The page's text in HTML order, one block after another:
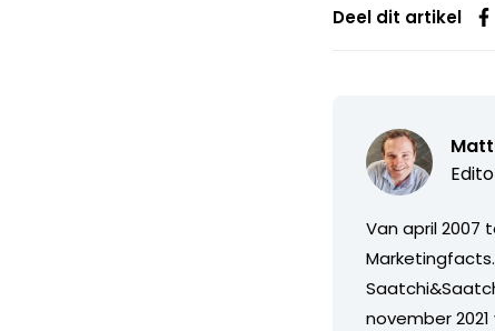
Deel dit artikel
Van april 2007
november